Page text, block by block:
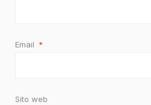
Email *
Sito web